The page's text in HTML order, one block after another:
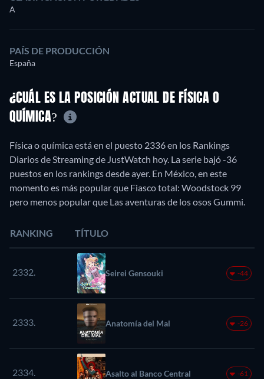
A
PAÍS DE PRODUCCIÓN
España
¿CUÁL ES LA POSICIÓN ACTUAL DE FÍSICA O
QUÍMICA?
Física o química está en el puesto 2336 en los Rankings
Diarios de Streaming de JustWatch hoy. La serie bajó -36
puestos en los rankings desde ayer. En México, en este
momento es más popular que Fiasco total: Woodstock 99
pero menos popular que Las aventuras de los osos Gummi.
RANKING TÍTULO
2332. Seirei Gensouki -44
2333. Anatomía del Mal -26
2334. Asalto al Banco Central -61